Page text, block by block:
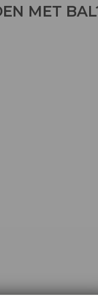
MET